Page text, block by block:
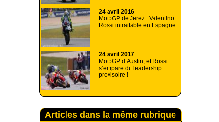
24 avril 2016
MotoGP de Jerez : Valentino
Rossi intraitable en Espagne
24 avril 2017
MotoGP d’Austin, et Rossi
s’empare du leadership
provisoire !
Articles dans la même rubrique